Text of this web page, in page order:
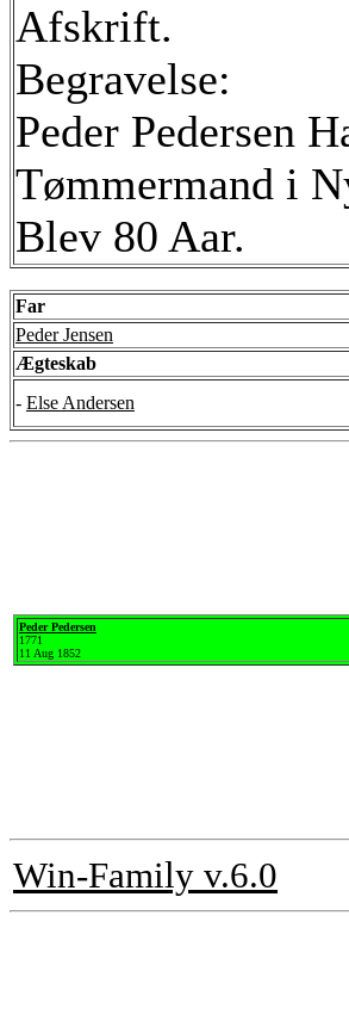
Afskrift.
Begravelse:
Peder Pedersen
Tømmermand i
Blev 80 Aar.
Far
Peder Jensen
Ægteskab
- Else Andersen
Peder Pedersen
1771
11 Aug 1852
Win-Family v.6.0